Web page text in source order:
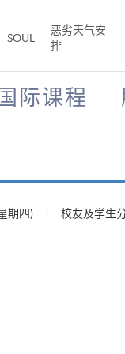
SOUL
恶劣天气安
排
国际课程
期四) 校友及学生